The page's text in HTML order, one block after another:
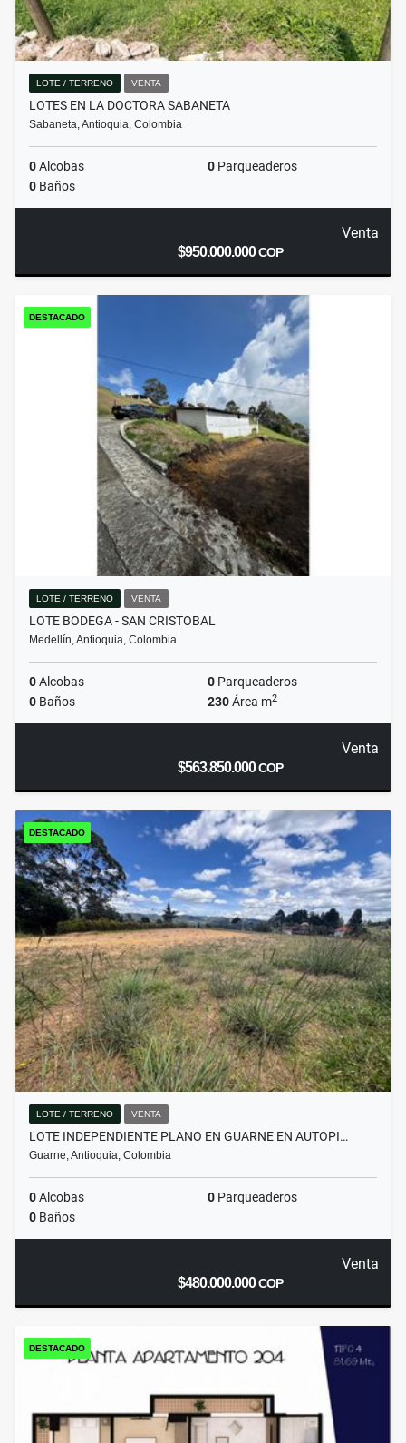
LOTE / TERRENO VENTA
LOTES EN LA DOCTORA SABANETA
Sabaneta, Antioquia, Colombia
0Alcobas 0 Parqueaderos
0 Baños
Venta
$950.000.000COP
DESTACADO
LOTE / TERRENO VENTA
LOTE BODEGA - SAN CRISTOBAL
Medellín, Antioquia, Colombia
0Alcobas 0 Parqueaderos
0 Baños 230Área m2
Venta
$563.850.000COP
DESTACADO
LOTE / TERRENO VENTA
LOTE INDEPENDIENTE PLANO EN GUARNE EN AUTOPI…
Guarne, Antioquia, Colombia
0Alcobas 0 Parqueaderos
0 Baños
Venta
$480.000.000COP
DESTACADO